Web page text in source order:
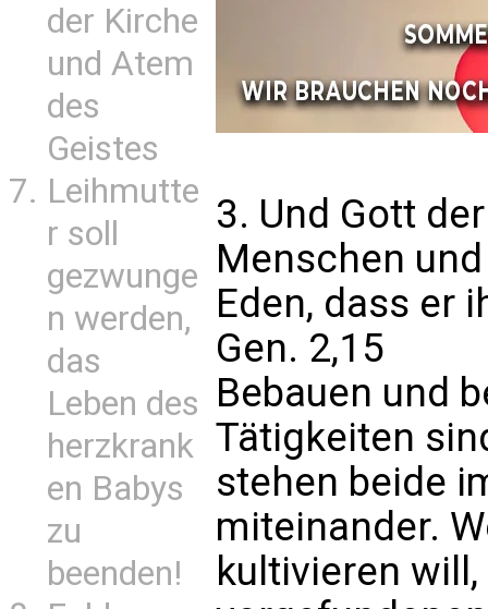
der Kirche
und Atem
des
Geistes
Leihmutte
r soll
gezwunge
n werden,
das
Leben des
herzkrank
en Babys
zu
beenden!
3. Und Gott
Menschen
Eden, dass er
Gen. 2,15
Bebauen und
Tätigkeiten
stehen beide
miteinander.
kultivieren